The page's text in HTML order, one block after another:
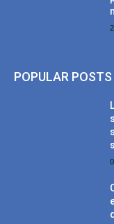
POPULAR POSTS